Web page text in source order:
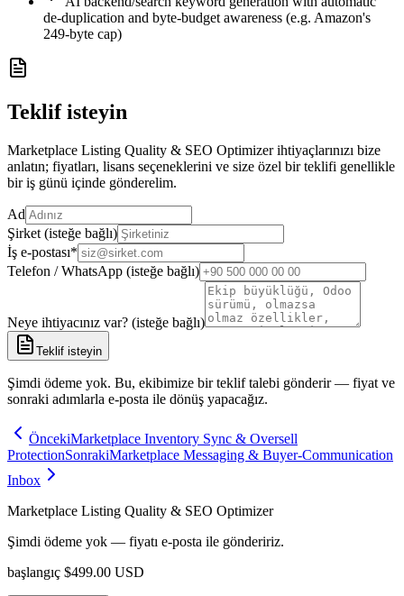
de-duplication and byte-budget awareness (e.g. Amazon's
249-byte cap)
Teklif isteyin
Marketplace Listing Quality & SEO Optimizer ihtiyaçlarınızı bize
anlatın; fiyatları, lisans seçeneklerini ve size özel bir teklifi genellikle
bir iş günü içinde gönderelim.
Ad
Şirket (isteğe bağlı)
İş e-postası*
Telefon / WhatsApp (isteğe bağlı)
Neye ihtiyacınız var? (isteğe bağlı)
Teklif isteyin
Şimdi ödeme yok. Bu, ekibimize bir teklif talebi gönderir — fiyat ve
sonraki adımlarla e-posta ile dönüş yapacağız.
ÖncekiMarketplace Inventory Sync & Oversell
ProtectionSonrakiMarketplace Messaging & Buyer-Communication
Inbox
Marketplace Listing Quality & SEO Optimizer
Şimdi ödeme yok — fiyatı e-posta ile göndeririz.
başlangıç $499.00 USD